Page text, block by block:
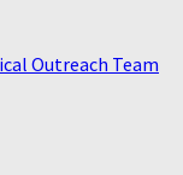
Outreach Team